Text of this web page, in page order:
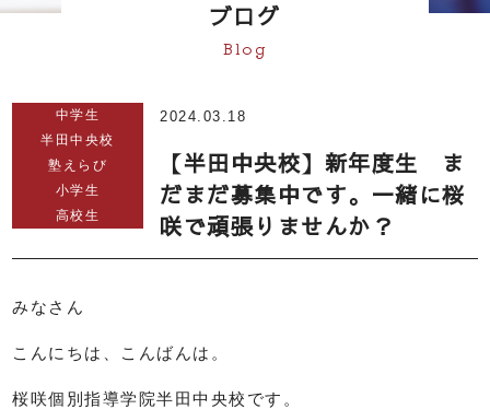
ブログ
Blog
中学生
半田中央校
塾えらび
小学生
高校生
2024.03.18
【半田中央校】新年度生 ま
だまだ募集中です。一緒に桜
咲で頑張りませんか？
みなさん
こんにちは、こんばんは。
桜咲個別指導学院半田中央校です。